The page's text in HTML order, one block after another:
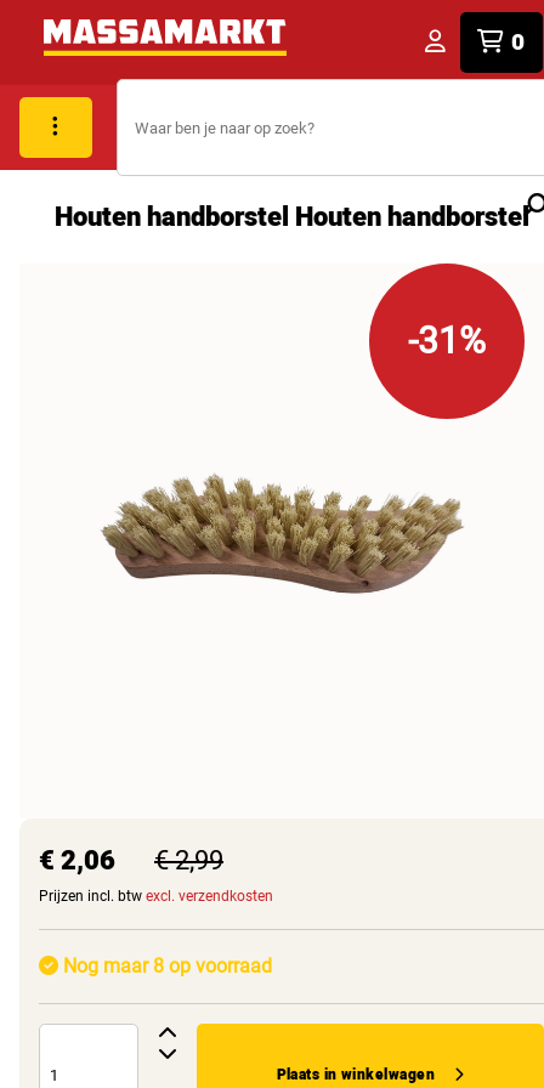
0
Houten handborstel Houten handborstel
-31%
€ 2,06 € 2,99
Prijzen incl. btw excl. verzendkosten
Nog maar 8 op voorraad
Plaats in winkelwagen